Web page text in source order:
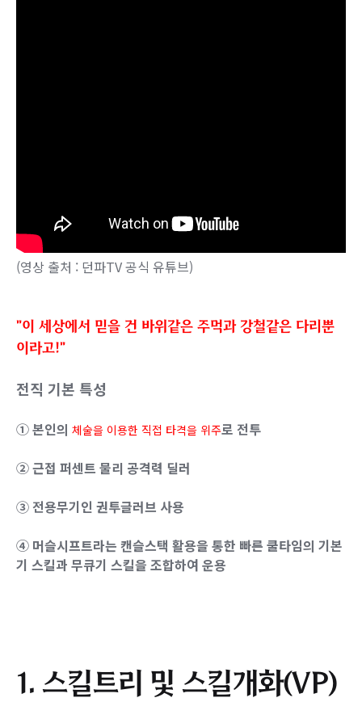
(영상 출처 : 던파TV 공식 유튜브)
"이 세상에서 믿을 건 바위같은 주먹과 강철같은 다리뿐
이라고!"
전직 기본 특성
① 본인의 체술을 이용한 직접 타격을 위주로 전투
② 근접 퍼센트 물리 공격력 딜러
③ 전용무기인 권투글러브 사용
④ 머슬시프트라는 캔슬스택 활용을 통한 빠른 쿨타임의 기본
기 스킬과 무큐기 스킬을 조합하여 운용
1. 스킬트리 및 스킬개화(VP)